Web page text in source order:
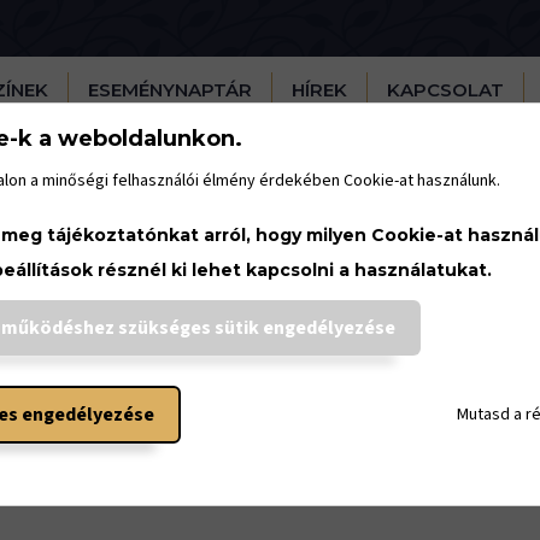
ESEMÉNYNAPTÁR HÍREK KAPCSOLAT
és Tüdérkert
&Pajta Selection Konferencián két beszélgetést is
Hálózat tagjaival a Fonóban! A Hálózat pordcast-
k a weboldalunkon.
a minőségi felhasználói élmény érdekében Cookie-at használunk.
tájékoztatónkat arról, hogy milyen Cookie-at
résznél ki lehet kapcsolni a használatukat.
szükséges sütik engedélyezése
engedélyezése Mutasd a